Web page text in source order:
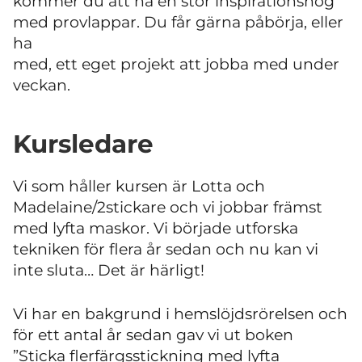
med provlappar. Du får gärna påbörja, eller
ha
med, ett eget projekt att jobba med under
veckan.
Kursledare
Vi som håller kursen är Lotta och
Madelaine/2stickare och vi jobbar främst
med lyfta maskor. Vi började utforska
tekniken för flera år sedan och nu kan vi
inte sluta… Det är härligt!
Vi har en bakgrund i hemslöjdsrörelsen och
för ett antal år sedan gav vi ut boken
”Sticka flerfärgsstickning med lyfta